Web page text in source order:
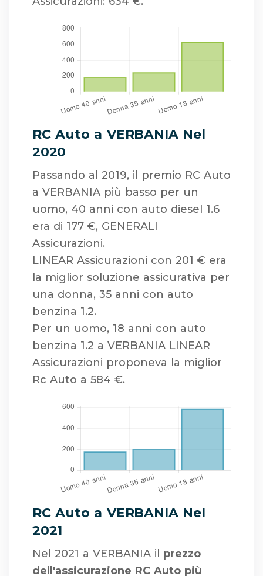
RC Auto a VERBANIA Nel
2020
Passando al 2019, il premio RC Auto
a VERBANIA più basso per un
uomo, 40 anni con auto diesel 1.6
era di 177 €, GENERALI
Assicurazioni.
LINEAR Assicurazioni con 201 € era
la miglior soluzione assicurativa per
una donna, 35 anni con auto
benzina 1.2.
Per un uomo, 18 anni con auto
benzina 1.2 a VERBANIA LINEAR
Assicurazioni proponeva la miglior
Rc Auto a 584 €.
RC Auto a VERBANIA Nel
2021
Nel 2021 a VERBANIA il prezzo
dell'assicurazione RC Auto più